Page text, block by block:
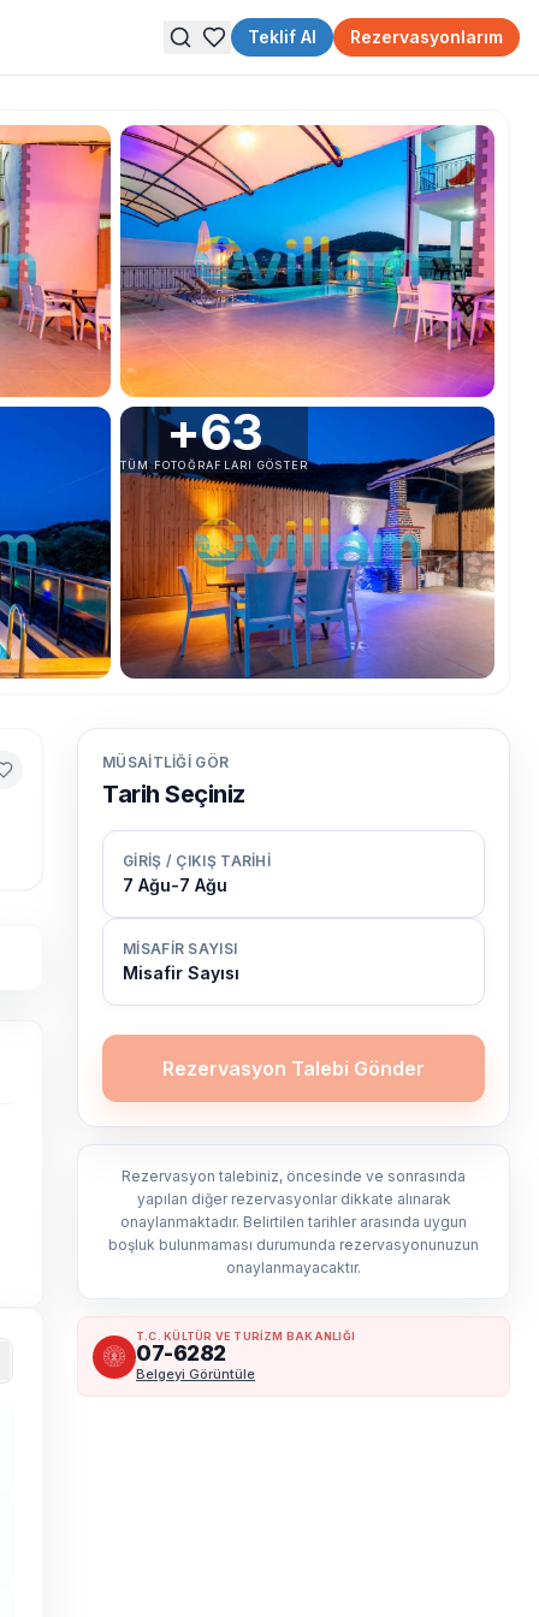
Teklif Al Rezervasyonlarım
+63
TÜM FOTOĞRAFLARI GÖSTER
MÜSAITLIĞI GÖR
Tarih Seçiniz
GIRIŞ / ÇIKIŞ TARIHI
7 Ağu-7 Ağu
MISAFIR SAYISI
Misafir Sayısı
Rezervasyon Talebi Gönder
Rezervasyon talebiniz, öncesinde ve sonrasında
yapılan diğer rezervasyonlar dikkate alınarak
onaylanmaktadır. Belirtilen tarihler arasında uygun
boşluk bulunmaması durumunda rezervasyonunuzun
onaylanmayacaktır.
T.C. KÜLTÜR VE TURİZM BAKANLIĞI
07-6282
Belgeyi Görüntüle